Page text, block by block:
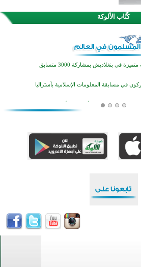
كُتَّاب الألوكة
حفظ وتلاوة القرآن الكريم في أزناكاييف
لتعزيز القيم وبناء الشخصية للشباب المسلمين
في بنغلاديش بمشاركة 3000 متسابق
في بلييفليا بالجبل الأسود منذ أكثر من قرن
يفتتح أبوابه بعد سنوات من العمل والعطاء
في بنغلاديش بمشاركة 3000 متسابق